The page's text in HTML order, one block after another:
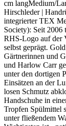
cm langMedium/
Hirschleder |
integrierter TEX
Society): Seit 2006
RHS-Logo auf der
selbst geprägt.
Gärtnerinnen und
und Harlow Carr
unter den dortigen
Einsätzen an der
losen Schmutz
Handschuhe in
Tropfen Spülmittel
unter fließendem